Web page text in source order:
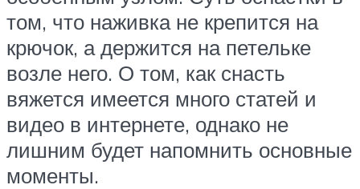
том, что наживка не крепится на
крючок, а держится на петельке
возле него. О том, как снасть
вяжется имеется много статей и
видео в интернете, однако не
лишним будет напомнить основные
моменты.